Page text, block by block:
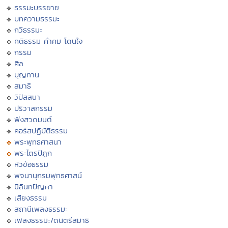
ธรรมะบรรยาย
บทความธรรมะ
กวีธรรมะ
คติธรรม คำคม โดนใจ
กรรม
ศีล
บุญทาน
สมาธิ
วิปัสสนา
ปริวาสกรรม
ฟังสวดมนต์
คอร์สปฏิบัติธรรม
พระพุทธศาสนา
พระไตรปิฏก
หัวข้อธรรม
พจนานุกรมพุทธศาสน์
มิลินทปัญหา
เสียงธรรม
สถานีเพลงธรรมะ
เพลงธรรมะ/ดนตรีสมาธิ